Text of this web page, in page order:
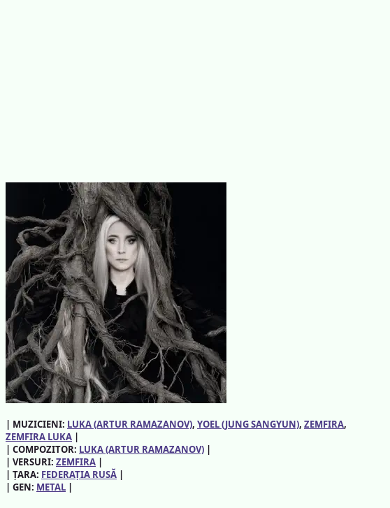
| MUZICIENI: LUKA (ARTUR RAMAZANOV), YOEL (JUNG SANGYUN), ZEMFIRA
ZEMFIRA LUKA |
| COMPOZITOR: LUKA (ARTUR RAMAZANOV) |
| VERSURI: ZEMFIRA |
| ȚARA: FEDERAȚIA RUSĂ |
| GEN: METAL |